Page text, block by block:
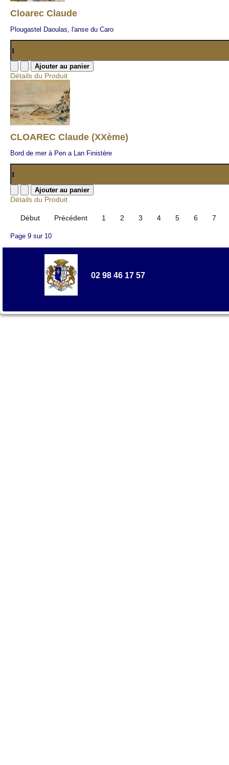
Cloarec Claude
Plougastel Daoulas, l'anse du Caro
Détails du Produit
CLOAREC Claude (XXème)
Bord de mer à Pen a Lan Finistère
Détails du Produit
Début Précédent 1 2 3 4 5 6 7
Page 9 sur 10
02 98 46 17 57